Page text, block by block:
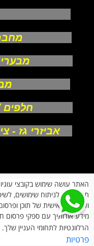
מחברים
מבערי
חלפים /
אביזרי גז -
תפעוליים, לניתוח שימושים,
ולהתאמה אישית של תוכן
מידע אודותיך עם ספקי פרסום
הרלוונטיות לתחומי העניין
פרטיות